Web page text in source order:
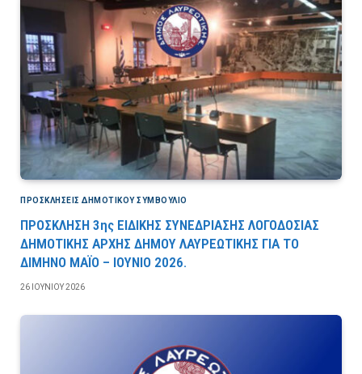
ΠΡΟΣΚΛΉΣΕΙΣ ΔΗΜΟΤΙΚΟΎ ΣΥΜΒΟΎΛΙΟ
ΠΡΟΣΚΛΗΣΗ 3ης ΕΙΔΙΚΗΣ ΣΥΝΕΔΡΙΑΣΗΣ ΛΟΓΟΔΟΣΙΑΣ
ΔΗΜΟΤΙΚΗΣ ΑΡΧΗΣ ΔΗΜΟΥ ΛΑΥΡΕΩΤΙΚΗΣ ΓΙΑ ΤΟ
ΔΙΜΗΝΟ ΜΑΪΟ – ΙΟΥΝΙΟ 2026.
26 ΙΟΥΝΊΟΥ 2026